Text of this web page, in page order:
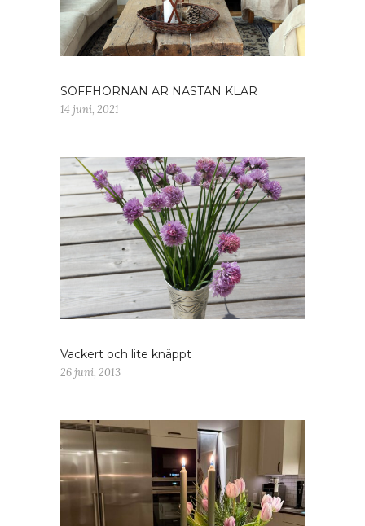
SOFFHÖRNAN ÄR NÄSTAN KLAR
14 juni, 2021
Vackert och lite knäppt
26 juni, 2013